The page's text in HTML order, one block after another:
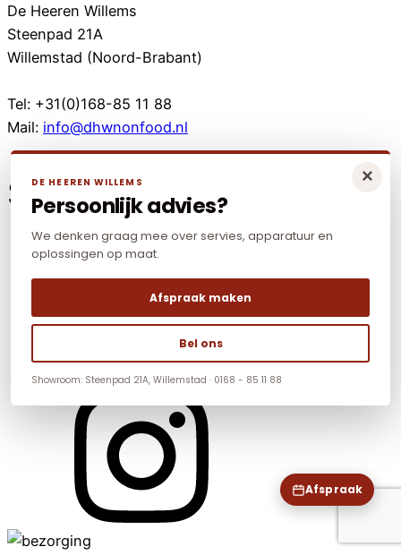
De Heeren Willems
Steenpad 21A
Willemstad (Noord-Brabant)
Tel: +31(0)168-85 11 88
Mail: info@dhwnonfood.nl
Social Media
Afspraak
×
DE HEEREN WILLEMS
Persoonlijk advies?
We denken graag mee over servies, apparatuur en
oplossingen op maat.
Afspraak maken
Bel ons
Showroom: Steenpad 21A, Willemstad · 0168 - 85 11 88